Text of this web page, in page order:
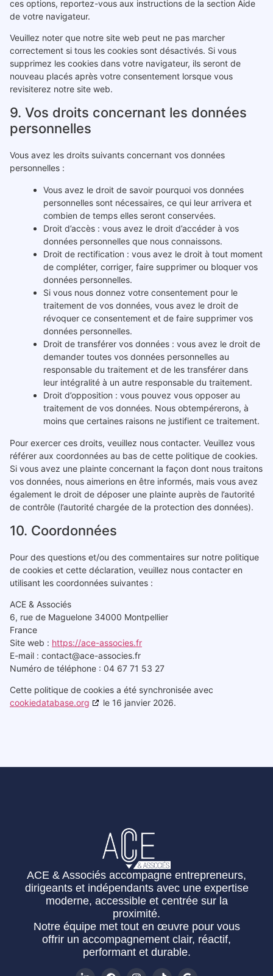
ces options, reportez-vous aux instructions de la section Aide
de votre navigateur.
Veuillez noter que notre site web peut ne pas marcher
correctement si tous les cookies sont désactivés. Si vous
supprimez les cookies dans votre navigateur, ils seront de
nouveau placés après votre consentement lorsque vous
revisiterez notre site web.
9. Vos droits concernant les données
personnelles
Vous avez les droits suivants concernant vos données
personnelles :
Vous avez le droit de savoir pourquoi vos données
personnelles sont nécessaires, ce qui leur arrivera et
combien de temps elles seront conservées.
Droit d’accès : vous avez le droit d’accéder à vos
données personnelles que nous connaissons.
Droit de rectification : vous avez le droit à tout moment
de compléter, corriger, faire supprimer ou bloquer vos
données personnelles.
Si vous nous donnez votre consentement pour le
traitement de vos données, vous avez le droit de
révoquer ce consentement et de faire supprimer vos
données personnelles.
Droit de transférer vos données : vous avez le droit de
demander toutes vos données personnelles au
responsable du traitement et de les transférer dans
leur intégralité à un autre responsable du traitement.
Droit d’opposition : vous pouvez vous opposer au
traitement de vos données. Nous obtempérerons, à
moins que certaines raisons ne justifient ce traitement.
Pour exercer ces droits, veuillez nous contacter. Veuillez vous
référer aux coordonnées au bas de cette politique de cookies.
Si vous avez une plainte concernant la façon dont nous traitons
vos données, nous aimerions en être informés, mais vous avez
également le droit de déposer une plainte auprès de l’autorité
de contrôle (l’autorité chargée de la protection des données).
10. Coordonnées
Pour des questions et/ou des commentaires sur notre politique
de cookies et cette déclaration, veuillez nous contacter en
utilisant les coordonnées suivantes :
ACE & Associés
6, rue de Maguelone 34000 Montpellier
France
Site web : https://ace-associes.fr
E-mail : contact@ace-associes.fr
Numéro de téléphone : 04 67 71 53 27
Cette politique de cookies a été synchronisée avec
cookiedatabase.org
le 16 janvier 2026.
ACE & Associés accompagne entrepreneurs,
dirigeants et indépendants avec une expertise
moderne, accessible et centrée sur la
proximité.
Notre équipe met tout en œuvre pour vous
offrir un accompagnement clair, réactif,
performant et durable.